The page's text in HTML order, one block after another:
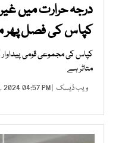
درجہ حرارت میں
کپاس کی فصل پھر
کپاس کی مجموعی قومی پیداوار
متاثر ہے
ویب ڈیسک | OCT 30, 2024 04:57 PM |